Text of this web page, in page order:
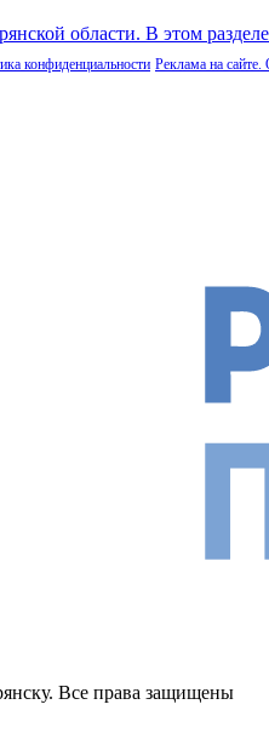
области. В этом
конфиденциальности Реклама на
Все права защищены